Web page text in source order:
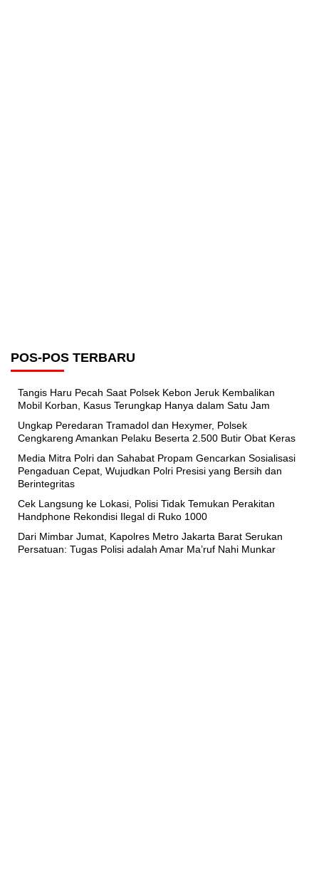
POS-POS TERBARU
Tangis Haru Pecah Saat Polsek Kebon Jeruk Kembalikan
Mobil Korban, Kasus Terungkap Hanya dalam Satu Jam
Ungkap Peredaran Tramadol dan Hexymer, Polsek
Cengkareng Amankan Pelaku Beserta 2.500 Butir Obat Keras
Media Mitra Polri dan Sahabat Propam Gencarkan Sosialisasi
Pengaduan Cepat, Wujudkan Polri Presisi yang Bersih dan
Berintegritas
Cek Langsung ke Lokasi, Polisi Tidak Temukan Perakitan
Handphone Rekondisi Ilegal di Ruko 1000
Dari Mimbar Jumat, Kapolres Metro Jakarta Barat Serukan
Persatuan: Tugas Polisi adalah Amar Ma’ruf Nahi Munkar